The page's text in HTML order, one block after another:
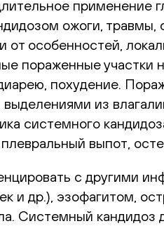
применение
ожоги,
от особенностей,
пораженные участки
похудение.
из
системного
выпот,
с другими
и др.), эзофагитом,
Системный